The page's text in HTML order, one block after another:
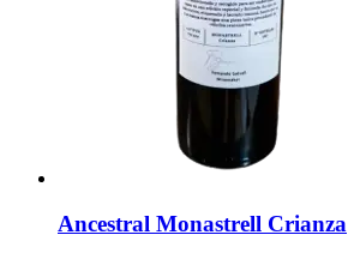
Ancestral Monastrell Crianza